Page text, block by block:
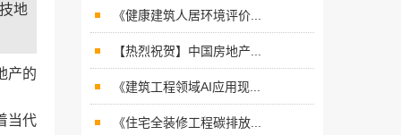
地
产的
当代
《健康建筑人居环境评价...
【热烈祝贺】中国房地产...
《建筑工程领域AI应用现...
《住宅全装修工程碳排放...